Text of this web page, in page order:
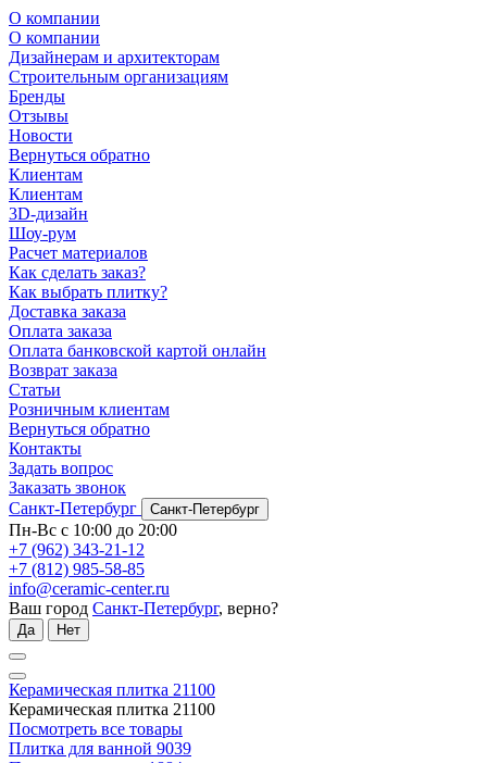
О компании
О компании
Дизайнерам и архитекторам
Строительным организациям
Бренды
Отзывы
Новости
Вернуться обратно
Клиентам
Клиентам
3D-дизайн
Шоу-рум
Расчет материалов
Как сделать заказ?
Как выбрать плитку?
Доставка заказа
Оплата заказа
Оплата банковской картой онлайн
Возврат заказа
Статьи
Розничным клиентам
Вернуться обратно
Контакты
Задать вопрос
Заказать звонок
Санкт-Петербург
Санкт-Петербург
Пн-Вс с 10:00 до 20:00
+7 (962) 343-21-12
+7 (812) 985-58-85
info@ceramic-center.ru
Ваш город Санкт-Петербург, верно?
Да Нет
Керамическая плитка 21100
Керамическая плитка 21100
Посмотреть все товары
Плитка для ванной 9039